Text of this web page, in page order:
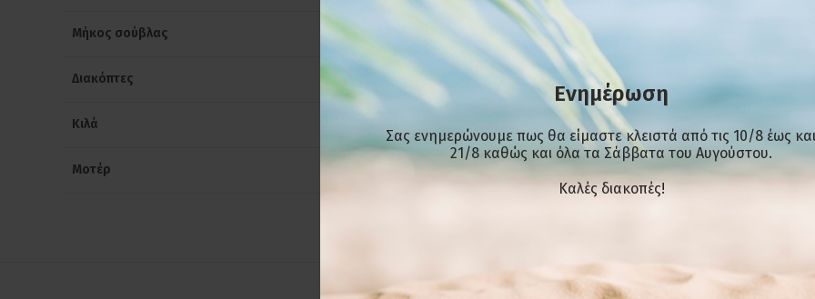
Μήκος σούβλας
Διακόπτες 4
Κιλά 75-110
Μοτέρ Κάτω
Ενημέρωση
Σας ενημερώνουμε πως θα είμαστε κλειστά από τις 10/8 έως και
21/8 καθώς και όλα τα Σάββατα του Αυγούστου.
Kαλές διακοπές!